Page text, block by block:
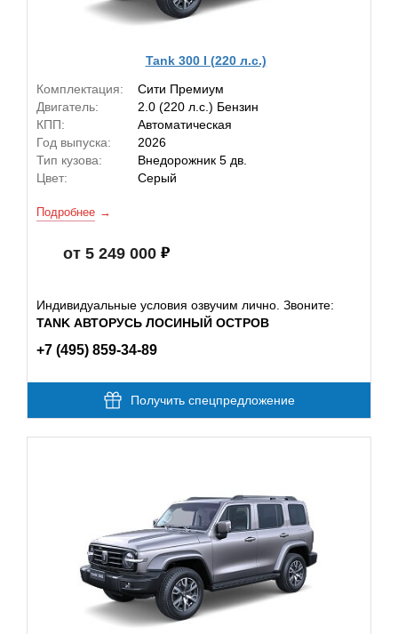
Tank 300 I (220 л.с.)
Комплектация:
Сити Премиум
Двигатель:
2.0 (220 л.с.) Бензин
КПП:
Автоматическая
Год выпуска:
2026
Тип кузова:
Внедорожник 5 дв.
Цвет:
Серый
Подробнее
от 5 249 000
Индивидуальные условия озвучим лично. Звоните:
TANK АВТОРУСЬ ЛОСИНЫЙ ОСТРОВ
+7 (495) 859-34-89
Получить спецпредложение